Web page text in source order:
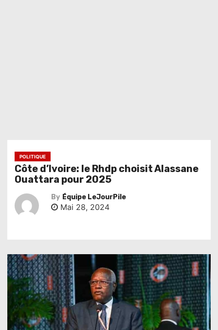
POLITIQUE
Côte d’Ivoire: le Rhdp choisit Alassane
Ouattara pour 2025
By Équipe LeJourPile
Mai 28, 2024